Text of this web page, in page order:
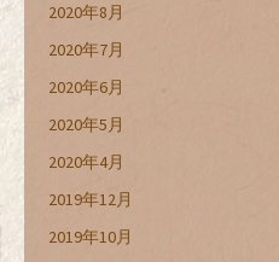
2020年8月
2020年7月
2020年6月
2020年5月
2020年4月
2019年12月
2019年10月